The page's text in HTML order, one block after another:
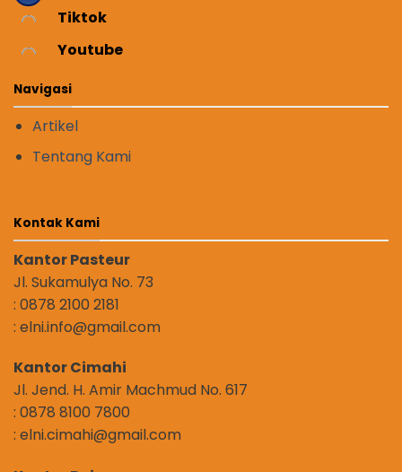
Tiktok
Youtube
Navigasi
Artikel
Tentang Kami
Kontak Kami
Kantor Pasteur
Jl. Sukamulya No. 73
: 0878 2100 2181
: elni.info@gmail.com
Kantor Cimahi
Jl. Jend. H. Amir Machmud No. 617
: 0878 8100 7800
: elni.cimahi@gmail.com